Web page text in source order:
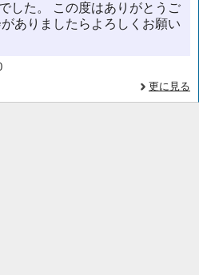
した。 この度はありがとうご
ありましたらよろしくお願い
更に見る